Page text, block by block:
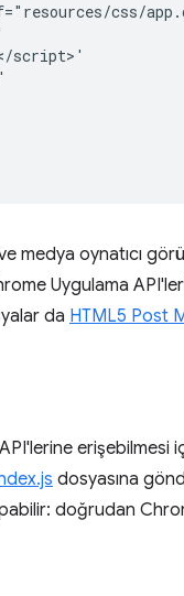
css/
script>'
medya oynatıcı
Uygulama
da HTML5 Post
dosyasına
doğrudan